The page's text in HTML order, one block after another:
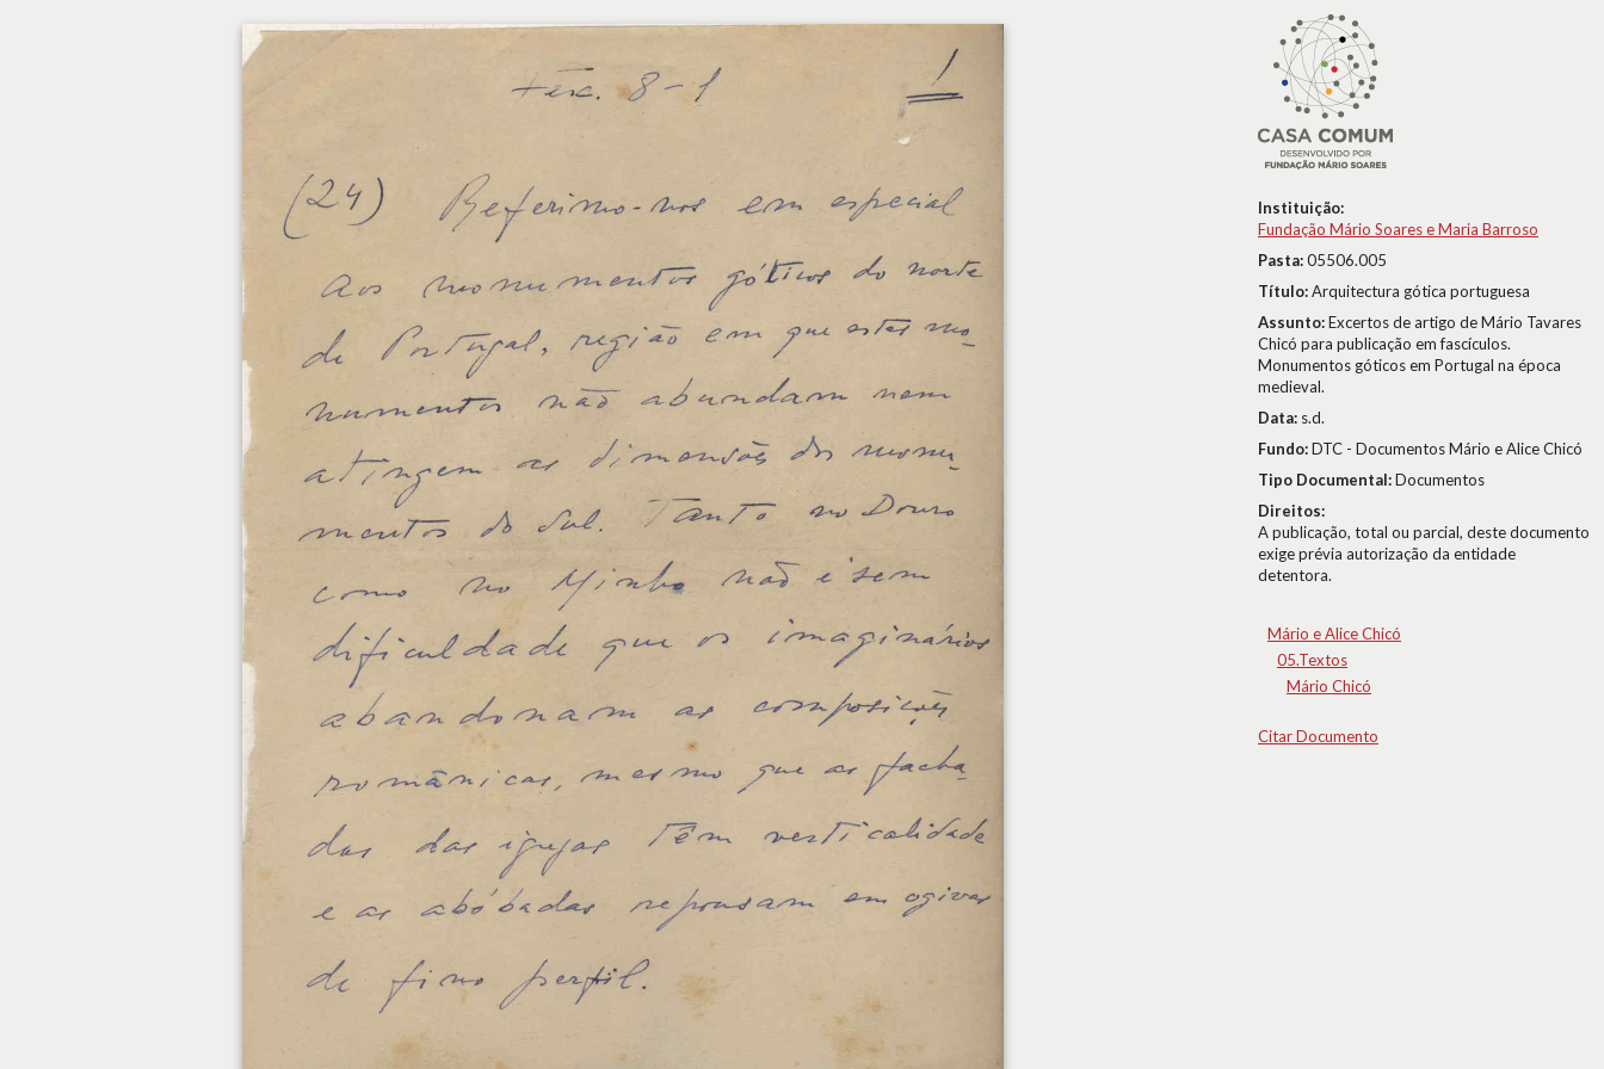
Instituição:
Fundação Mário Soares e Maria Barroso
Pasta:05506.005
Título:Arquitectura gótica portuguesa
Assunto:Excertos de artigo de Mário Tavares
Chicó para publicação em fascículos.
Monumentos góticos em Portugal na época
medieval.
Data: s.d.
Fundo:DTC - Documentos Mário e Alice Chicó
Tipo Documental:Documentos
Direitos:
A publicação, total ou parcial, deste documento
exige prévia autorização da entidade
detentora.
Mário e Alice Chicó
05.Textos
Mário Chicó
Citar Documento